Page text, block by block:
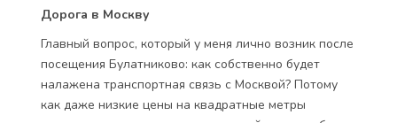
Дорога в Москву
Главный вопрос, который у меня лично возник после
посещения Булатниково: как собственно будет
налажена транспортная связь с Москвой? Потому
как даже низкие цены на квадратные метры